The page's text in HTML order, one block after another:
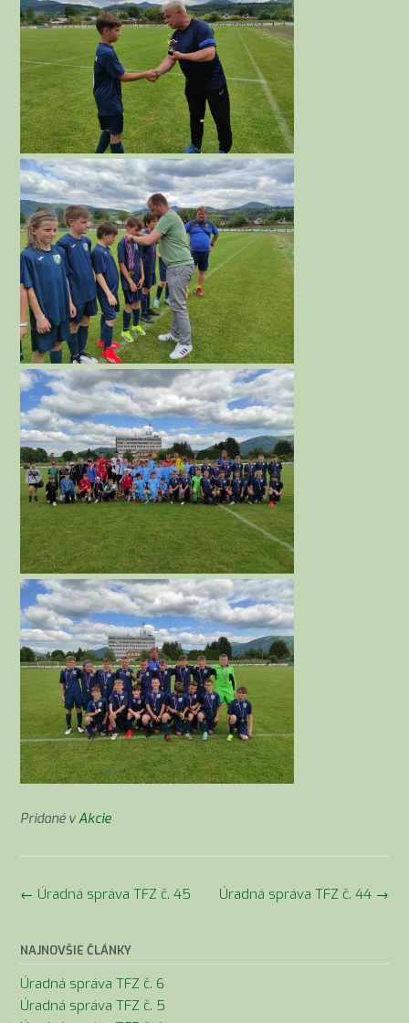
Pridané vAkcie
Navigácia
Úradná správa TFZ č. 44 →
← Úradná správa TFZ č. 45
NAJNOVŠIE ČLÁNKY
Úradná správa TFZ č. 6
Úradná správa TFZ č. 5